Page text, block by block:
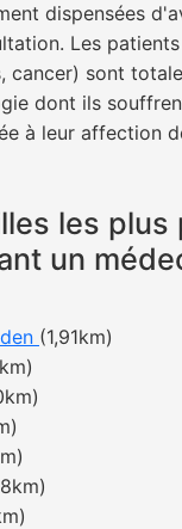
dispensées
Les
cancer) sont
dont ils
à leur affection
les plus
un
(1,91km)